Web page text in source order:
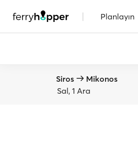
| Planlayın
Siros
Mikonos
Sal, 1 Ara